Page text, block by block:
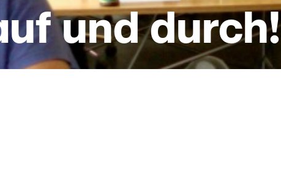
und durch!